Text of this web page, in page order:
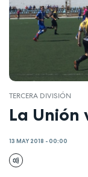
TERCERA DIVISIÓN
La Unión
13 MAY 2018 - 00:00